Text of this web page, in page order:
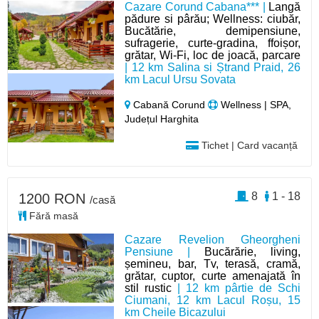
Cazare Corund Cabana*** |
Langă
pădure si pârău; Wellness: ciubăr,
Bucătărie, demipensiune,
sufragerie, curte-gradina, ffoișor,
grătar, Wi-Fi, loc de joacă, parcare
| 12 km Salina si Ștrand Praid, 26
km Lacul Ursu Sovata
Cabană Corund
Wellness | SPA,
Județul Harghita
Tichet | Card vacanță
Cazare Revelion Gheorgheni
Pensiune |
Bucărărie, living,
șemineu, bar, Tv, terasă, cramă,
grătar, cuptor, curte amenajată în
stil rustic | 12 km pârtie de Schi
Ciumani, 12 km Lacul Roșu, 15
km Cheile Bicazului
1200 RON /casă
Fără masă
1 - 18
8